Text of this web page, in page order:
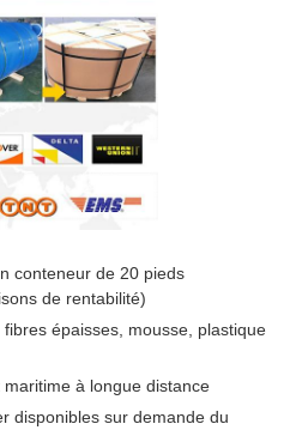
conteneur de 20 pieds
de rentabilité)
épaisses, mousse, plastique
à longue distance
disponibles sur demande du